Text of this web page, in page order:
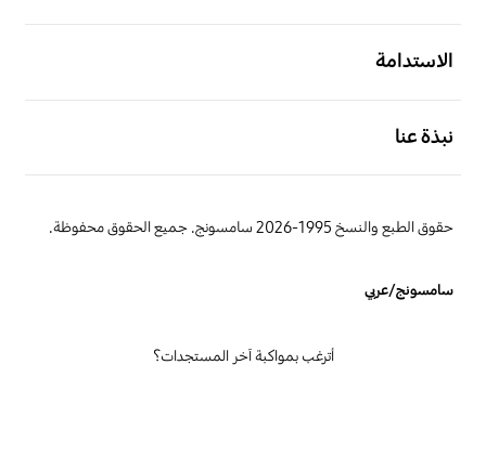
الاستدامة
نبذة عنا
حقوق الطبع والنسخ 1995-2026 سامسونج. جميع الحقوق محفوظة.
سامسونج/عربي
أترغب بمواكبة آخر المستجدات؟